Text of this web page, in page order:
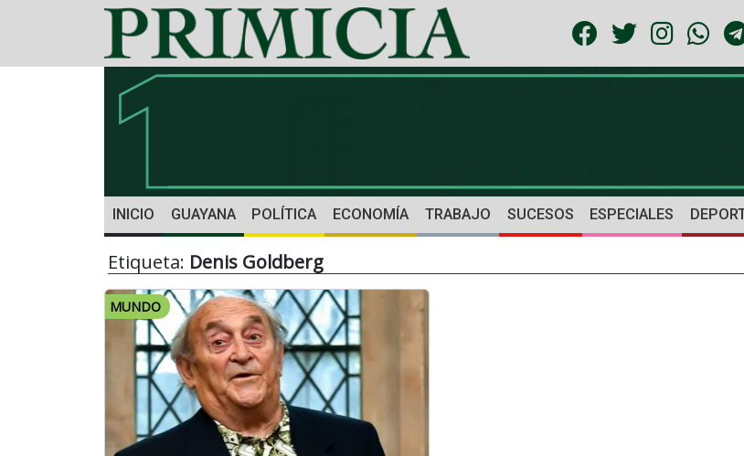
INICIO GUAYANA POLÍTICA ECONOMÍA TRABAJO SUCESOS ESPECIALES
Etiqueta: Denis Goldberg
MUNDO